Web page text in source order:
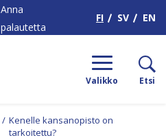
Anna
palautetta
FI SV EN
Valikko Etsi
/ Kenelle kansanopisto on
tarkoitettu?